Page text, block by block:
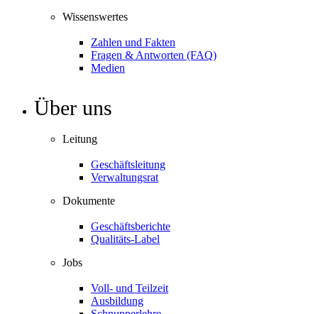
Wissenswertes
Zahlen und Fakten
Fragen & Antworten (FAQ)
Medien
Über uns
Leitung
Geschäftsleitung
Verwaltungsrat
Dokumente
Geschäftsberichte
Qualitäts-Label
Jobs
Voll- und Teilzeit
Ausbildung